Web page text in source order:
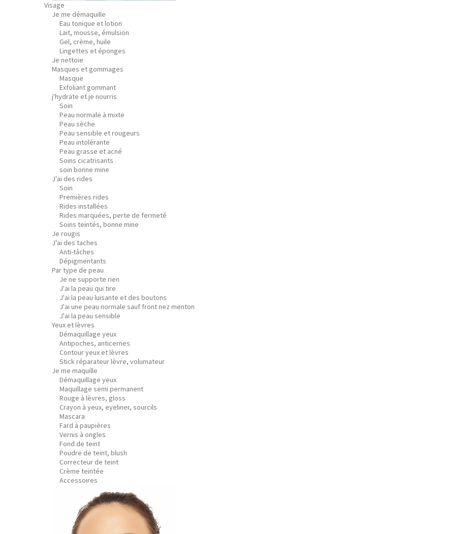
Visage
Je me démaquille
Eau tonique et lotion
Lait, mousse, émulsion
Gel, crème, huile
Lingettes et éponges
Je nettoie
Masques et gommages
Masque
Exfoliant gommant
j'hydrate et je nourris
Soin
Peau normale à mixte
Peau sèche
Peau sensible et rougeurs
Peau intolérante
Peau grasse et acné
Soins cicatrisants
soin bonne mine
J'ai des rides
Soin
Premières rides
Rides installées
Rides marquées, perte de fermeté
Soins teintés, bonne mine
Je rougis
J'ai des taches
Anti-tâches
Dépigmentants
Par type de peau
Je ne supporte rien
J'ai la peau qui tire
J'ai la peau luisante et des boutons
J'ai une peau normale sauf front nez menton
J'ai la peau sensible
Yeux et lèvres
Démaquillage yeux
Antipoches, anticernes
Contour yeux et lèvres
Stick réparateur lèvre, volumateur
Je me maquille
Démaquillage yeux
Maquillage semi permanent
Rouge à lèvres, gloss
Crayon à yeux, eyeliner, sourcils
Mascara
Fard à paupières
Vernis à ongles
Fond de teint
Poudre de teint, blush
Correcteur de teint
Crème teintée
Accessoires